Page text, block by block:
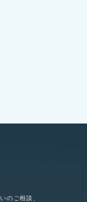
のご相談、